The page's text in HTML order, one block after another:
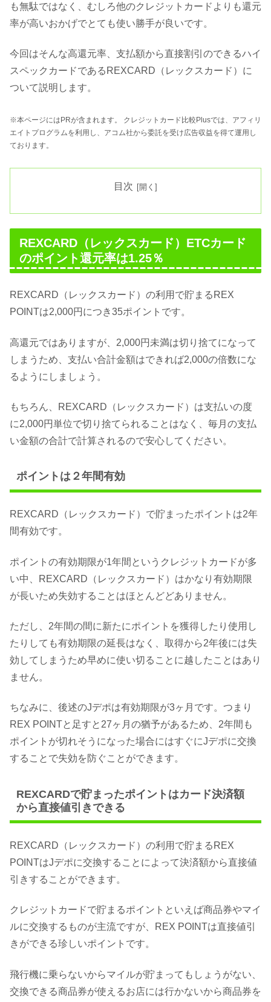
も無駄ではなく、むしろ他のクレジットカードよりも還元
率が高いおかげでとても使い勝手が良いです。
今回はそんな高還元率、支払額から直接割引のできるハイ
スペックカードであるREXCARD（レックスカード）に
ついて説明します。
※本ページにはPRが含まれます。 クレジットカード比較Plusでは、アフィリ
エイトプログラムを利用し、アコム社から委託を受け広告収益を得て運用し
ております。
目次
REXCARD（レックスカード）ETCカード
のポイント還元率は1.25％
REXCARD（レックスカード）の利用で貯まるREX
POINTは2,000円につき35ポイントです。
高還元ではありますが、2,000円未満は切り捨てになって
しまうため、支払い合計金額はできれば2,000の倍数にな
るようにしましょう。
もちろん、REXCARD（レックスカード）は支払いの度
に2,000円単位で切り捨てられることはなく、毎月の支払
い金額の合計で計算されるので安心してください。
ポイントは２年間有効
REXCARD（レックスカード）で貯まったポイントは2年
間有効です。
ポイントの有効期限が1年間というクレジットカードが多
い中、REXCARD（レックスカード）はかなり有効期限
が長いため失効することはほとんどどありません。
ただし、2年間の間に新たにポイントを獲得したり使用し
たりしても有効期限の延長はなく、取得から2年後には失
効してしまうため早めに使い切ることに越したことはあり
ません。
ちなみに、後述のJデポは有効期限が3ヶ月です。つまり
REX POINTと足すと27ヶ月の猶予があるため、2年間も
ポイントが切れそうになった場合にはすぐにJデポに交換
することで失効を防ぐことができます。
REXCARDで貯まったポイントはカード決済額
から直接値引きできる
REXCARD（レックスカード）の利用で貯まるREX
POINTはJデポに交換することによって決済額から直接値
引きすることができます。
クレジットカードで貯まるポイントといえば商品券やマイ
ルに交換するものが主流ですが、REX POINTは直接値引
きができる珍しいポイントです。
飛行機に乗らないからマイルが貯まってもしょうがない、
交換できる商品券が使えるお店には行かないから商品券を